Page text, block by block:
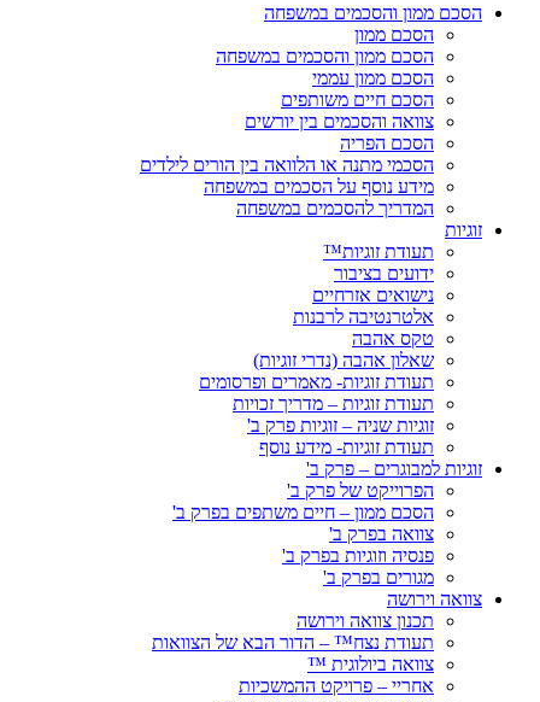
הסכם ממון והסכמים במשפחה
הסכם ממון
הסכם ממון והסכמים במשפחה
הסכם ממון עממי
הסכם חיים משותפים
צוואה והסכמים בין יורשים
הסכם הפריה
הסכמי מתנה או הלוואה בין הורים לילדים
מידע נוסף על הסכמים במשפחה
המדריך להסכמים במשפחה
זוגיות
תעודת זוגיות™
ידועים בציבור
נישואים אזרחיים
אלטרנטיבה לרבנות
טקס אהבה
שאלון אהבה (נדרי זוגיות)
תעודת זוגיות- מאמרים ופרסומים
תעודת זוגיות – מדריך זכויות
זוגיות שניה – זוגיות פרק ב'
תעודת זוגיות- מידע נוסף
זוגיות למבוגרים – פרק ב'
הפרוייקט של פרק ב'
הסכם ממון – חיים משתפים בפרק ב'
צוואה בפרק ב'
פנסיה וזוגיות בפרק ב'
מגורים בפרק ב'
צוואה וירושה
תכנון צוואה וירושה
תעודת נצח™ – הדור הבא של הצוואות
צוואה ביולוגית ™
אחריי – פרויקט ההמשכיות